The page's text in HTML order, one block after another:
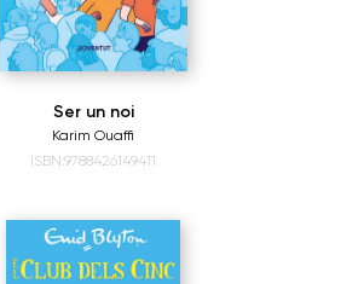
Ser un noi
Karim Ouaffi
ISBN:9788426149411